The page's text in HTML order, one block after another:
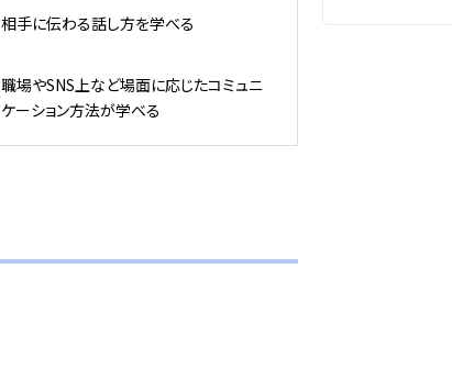
相手に伝わる話し方を学べる
職場やSNS上など場面に応じたコミュニ
ケーション方法が学べる